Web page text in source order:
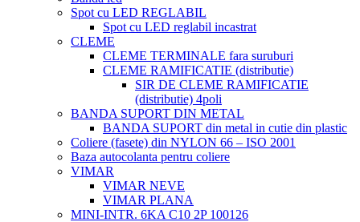
Spot cu LED REGLABIL
Spot cu LED reglabil incastrat
CLEME
CLEME TERMINALE fara suruburi
CLEME RAMIFICATIE (distributie)
SIR DE CLEME RAMIFICATIE
(distributie) 4poli
BANDA SUPORT DIN METAL
BANDA SUPORT din metal in cutie din plastic
Coliere (fasete) din NYLON 66 – ISO 2001
Baza autocolanta pentru coliere
VIMAR
VIMAR NEVE
VIMAR PLANA
MINI-INTR. 6KA C10 2P 100126